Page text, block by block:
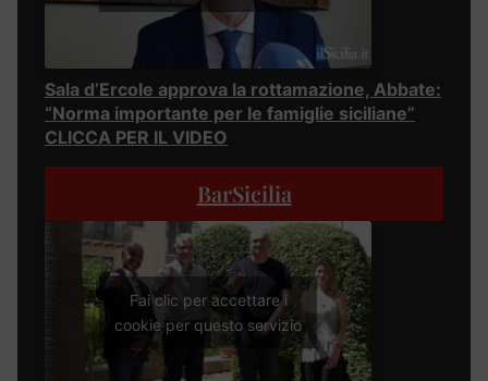
Sala d’Ercole approva la rottamazione, Abbate:
“Norma importante per le famiglie siciliane”
CLICCA PER IL VIDEO
BarSicilia
Fai clic per accettare i
cookie per questo servizio